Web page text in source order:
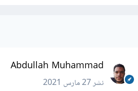
Abdullah Muhammad
نشر27 مارس 2021